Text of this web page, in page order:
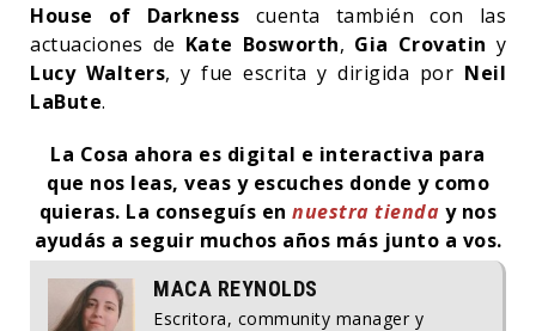
House of Darkness cuenta también con las
actuaciones de Kate Bosworth, Gia Crovatin y
Lucy Walters, y fue escrita y dirigida por Neil
LaBute.
La Cosa ahora es digital e interactiva para
que nos leas, veas y escuches donde y como
quieras. La conseguís ennuestra tienda y nos
ayudás a seguir muchos años más junto a vos.
MACA REYNOLDS
Escritora, community manager y